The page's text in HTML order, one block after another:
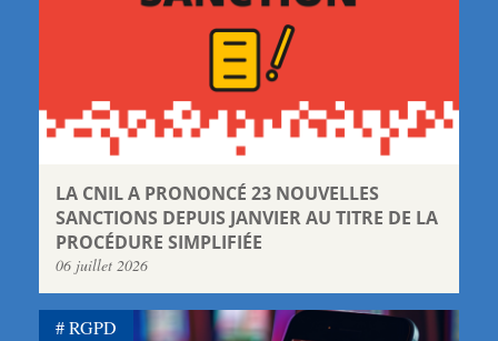
LA CNIL A PRONONCÉ 23 NOUVELLES
SANCTIONS DEPUIS JANVIER AU TITRE DE LA
PROCÉDURE SIMPLIFIÉE
06 juillet 2026
RGPD